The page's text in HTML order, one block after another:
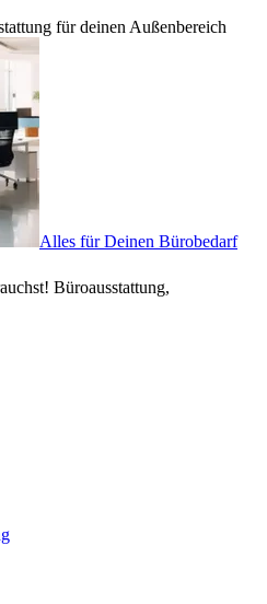
für deinen Außenbereich
Alles für Deinen Bürobedarf
Büroausstattung,